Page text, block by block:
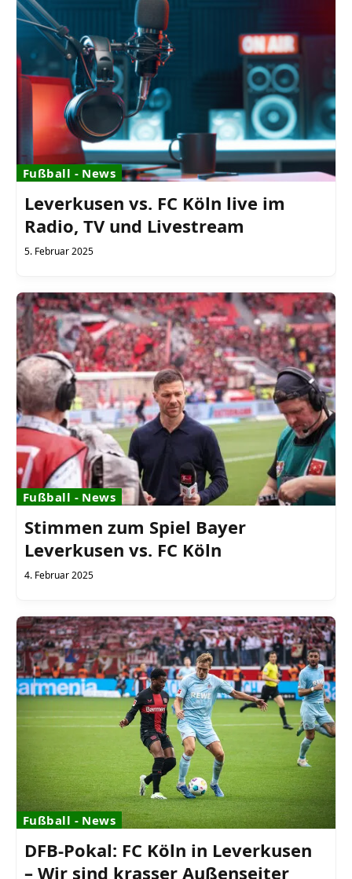
Fußball - News
Leverkusen vs. FC Köln live im
Radio, TV und Livestream
5. Februar 2025
Fußball - News
Stimmen zum Spiel Bayer
Leverkusen vs. FC Köln
4. Februar 2025
Fußball - News
DFB-Pokal: FC Köln in Leverkusen
– Wir sind krasser Außenseiter